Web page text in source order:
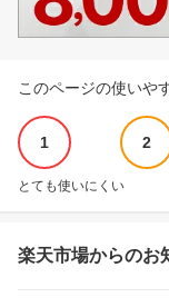
このページの使いや
1 2
とても使いにくい
楽天市場からのお